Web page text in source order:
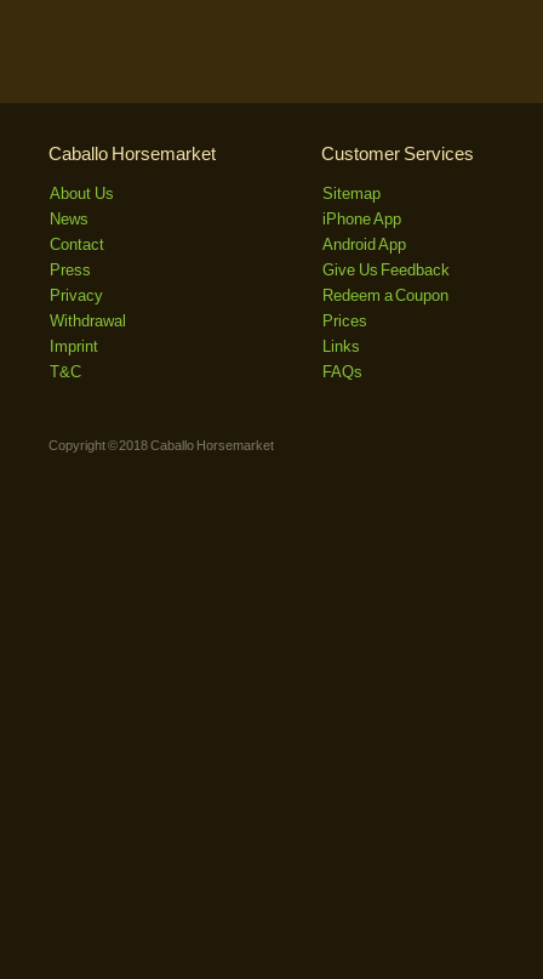
Caballo Horsemarket
About Us
News
Contact
Press
Privacy
Withdrawal
Imprint
T&C
Customer Services
Sitemap
iPhone App
Android App
Give Us Feedback
Redeem a Coupon
Prices
Links
FAQs
Copyright © 2018 Caballo Horsemarket